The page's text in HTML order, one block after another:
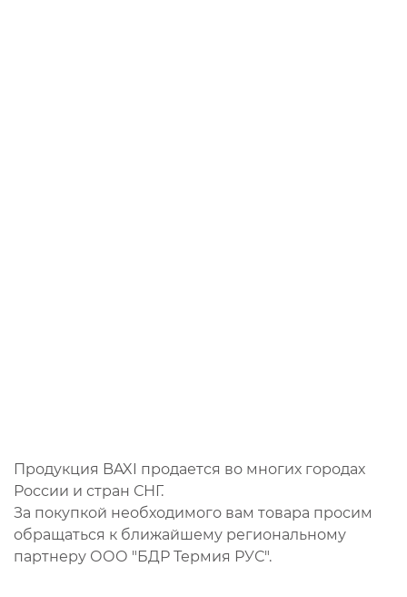
Продукция BAXI продается во многих городах
России и стран СНГ.
За покупкой необходимого вам товара просим
обращаться к ближайшему региональному
партнеру ООО "БДР Термия РУС".